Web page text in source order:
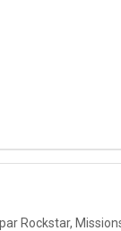
Rockstar,